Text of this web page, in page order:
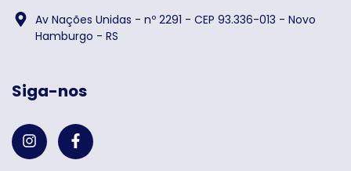
Av Nações Unidas - nº 2291 - CEP 93.336-013 - Novo
Hamburgo - RS
Siga-nos